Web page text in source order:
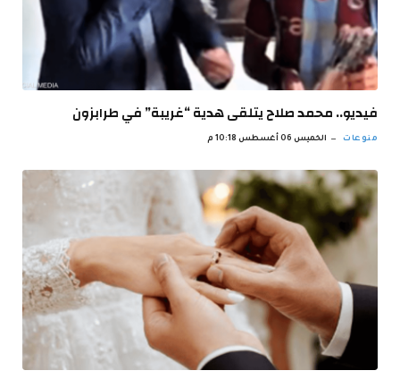
فيديو.. محمد صلاح يتلقى هدية “غريبة” في طرابزون
منوعات الخميس 06 أغسطس 10:18 م